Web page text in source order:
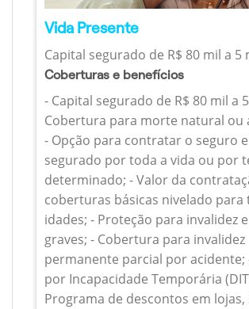
Vida Presente
Capital segurado de R$ 80 mil a 5
Coberturas e benefícios
- Capital segurado de R$ 80 mil a
Cobertura para morte natural ou
- Opção para contratar o seguro
segurado por toda a vida ou por
determinado; - Valor da
coberturas básicas nivelado para
idades; - Proteção para invalidez
graves; - Cobertura para invalidez
permanente parcial por acidente;
por Incapacidade Temporária
Programa de descontos em lojas,